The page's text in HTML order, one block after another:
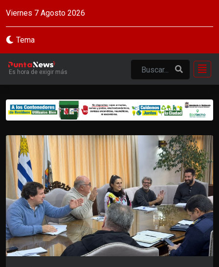
Viernes 7 Agosto 2026
Tema
Es hora de exigir más